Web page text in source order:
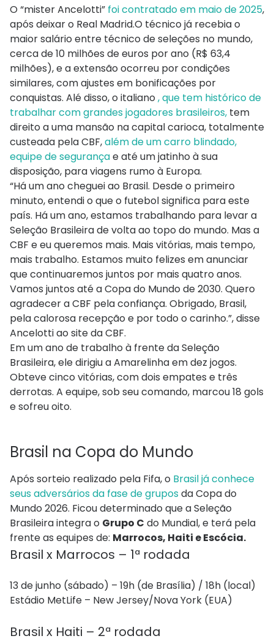
O “mister Ancelotti” foi contratado em maio de 2025,
após deixar o Real Madrid.O técnico já recebia o
maior salário entre técnico de seleções no mundo,
cerca de 10 milhões de euros por ano (R$ 63,4
milhões), e a extensão ocorreu por condições
similares, com ajustes em bonificações por
conquistas. Alé disso, o italiano , que tem histórico de
trabalhar com grandes jogadores brasileiros, tem
direito a uma mansão na capital carioca, totalmente
custeada pela CBF,além de um carro blindado,
equipe de segurançae até um jatinho à sua
disposição, para viagens rumo à Europa.
“Há um ano cheguei ao Brasil. Desde o primeiro
minuto, entendi o que o futebol significa para este
país. Há um ano, estamos trabalhando para levar a
Seleção Brasileira de volta ao topo do mundo. Mas a
CBF e eu queremos mais. Mais vitórias, mais tempo,
mais trabalho. Estamos muito felizes em anunciar
que continuaremos juntos por mais quatro anos.
Vamos juntos até a Copa do Mundo de 2030. Quero
agradecer a CBF pela confiança. Obrigado, Brasil,
pela calorosa recepção e por todo o carinho.”, disse
Ancelotti ao site da CBF.
Em um ano de trabalho à frente da Seleção
Brasileira, ele dirigiu a Amarelinha em dez jogos.
Obteve cinco vitórias, com dois empates e três
derrotas. A equipe, sob seu comando, marcou 18 gols
e sofreu oito.
Brasil na Copa do Mundo
Após sorteio realizado pela Fifa, o Brasil já conhece
seus adversários da fase de gruposda Copa do
Mundo 2026. Ficou determinado que a Seleção
Brasileira integra o Grupo C do Mundial, e terá pela
frente as equipes de: Marrocos, Haiti e Escócia.
Brasil x Marrocos – 1ª rodada
13 de junho (sábado) – 19h (de Brasília) / 18h (local)
Estádio MetLife – New Jersey/Nova York (EUA)
Brasil x Haiti – 2ª rodada